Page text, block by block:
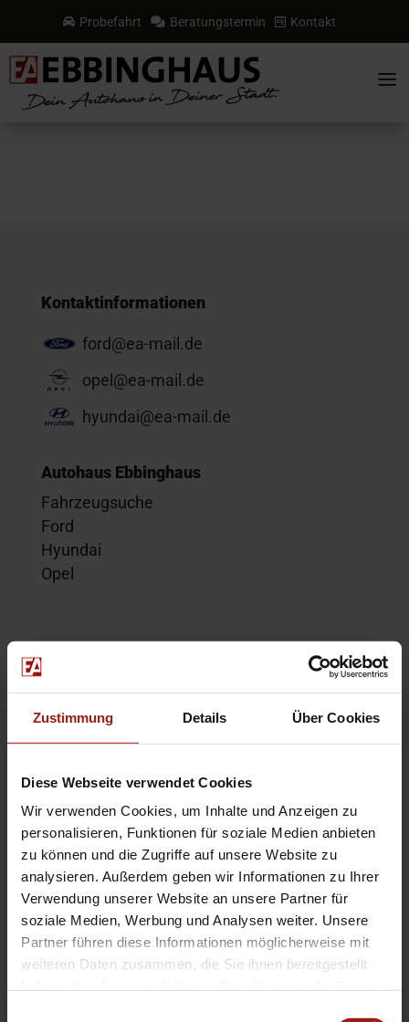
Zustimmung Details Über Cookies
Diese Webseite verwendet Cookies
Wir verwenden Cookies, um Inhalte und Anzeigen zu
personalisieren, Funktionen für soziale Medien anbieten
zu können und die Zugriffe auf unsere Website zu
analysieren. Außerdem geben wir Informationen zu Ihrer
Verwendung unserer Website an unsere Partner für
soziale Medien, Werbung und Analysen weiter. Unsere
Partner führen diese Informationen möglicherweise mit
weiteren Daten zusammen, die Sie ihnen bereitgestellt
 Probefahrt  Beratungstermin  Kontakt
a
Kontaktinformationen
ford@ea-mail.de
opel@ea-mail.de
hyundai@ea-mail.de
Autohaus Ebbinghaus
Fahrzeugsuche
Ford
Hyundai
Opel
Kontakt
Probefahrt
Service-Termin
EA Standorte
Ebbinghaus am Flughafen – Dortmund Sölde
Ebbinghaus am Tierpark – Dortmund Kirchhörde
Ebbinghaus Autozentrum – Dortmund Dorstfeld
Ebbinghaus Ford Store – Bochum
Ebbinghaus in Hamm
Ebbinghaus in Kamen
Ebbinghaus in Unna